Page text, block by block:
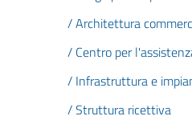
/ Architettura
/ Centro per
/ Infrastruttura e
/ Struttura ricettiva